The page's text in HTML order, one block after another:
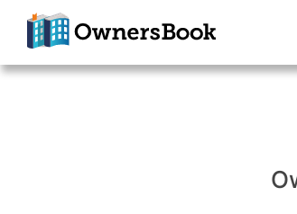
クラウドファン